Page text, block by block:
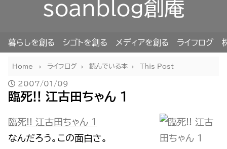
soanblog創庵
暮らしを創る シゴトを創る メディアを創る ライフログ
Home ライフログ 読んでいる本 This Post
2007/01/09
臨死!! 江古田ちゃん 1
臨死!! 江古田ちゃん 1
なんだろう。この面白さ。